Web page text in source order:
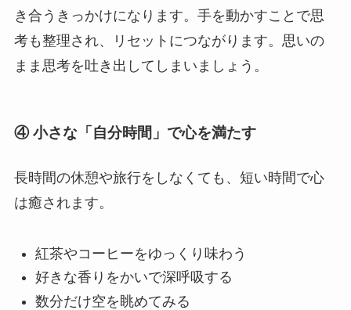
き合うきっかけになります。手を動かすことで思
考も整理され、リセットにつながります。思いの
まま思考を吐き出してしまいましょう。
④ 小さな「自分時間」で心を満たす
長時間の休憩や旅行をしなくても、短い時間で心
は癒されます。
紅茶やコーヒーをゆっくり味わう
好きな香りをかいで深呼吸する
数分だけ空を眺めてみる